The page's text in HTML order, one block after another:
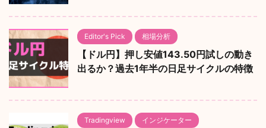
Editor's Pick 相場分析
【ドル円】押し安値143.50円試しの動き
出るか？過去1年半の日足サイクルの特徴
Tradingview インジケーター